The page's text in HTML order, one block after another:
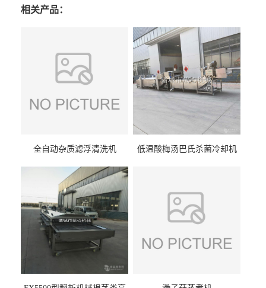
相关产品：
全自动杂质滤浮清洗机 低温酸梅汤巴氏杀菌冷却机